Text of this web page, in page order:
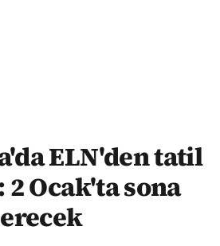
ELN'den tatil
2 Ocak'ta sona
erecek